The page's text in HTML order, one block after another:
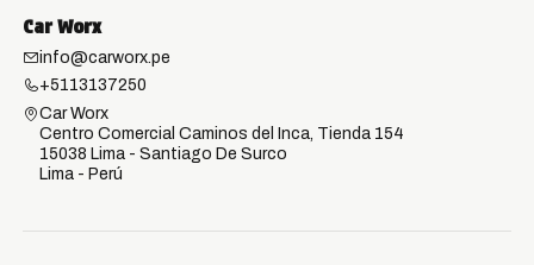
Car Worx
info@carworx.pe
+5113137250
Car Worx
Centro Comercial Caminos del Inca, Tienda 154
15038 Lima - Santiago De Surco
Lima - Perú